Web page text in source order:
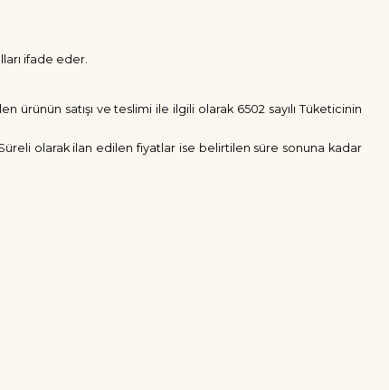
ifade eder.
ürünün satışı ve teslimi ile ilgili olarak 6502 sayılı Tüketicinin
olarak ilan edilen fiyatlar ise belirtilen süre sonuna kadar